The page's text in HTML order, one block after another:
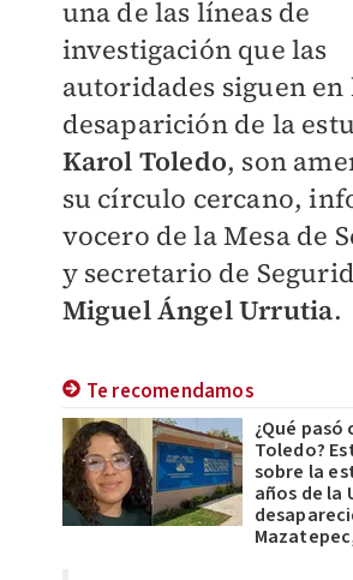
una de las líneas de
investigación que las
autoridades siguen en
desaparición de la
Karol Toledo, son
su círculo cercano,
vocero de la Mesa de
y secretario de
Miguel Ángel Urrutia.
Te recomendamos
¿Qué
Toledo?
sobre la
años de la